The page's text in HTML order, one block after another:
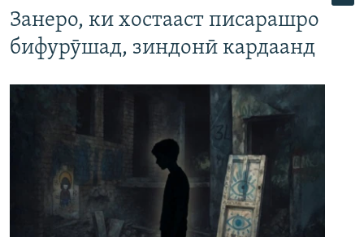
Занеро, ки хостааст писарашро
бифурӯшад, зиндонӣ кардаанд